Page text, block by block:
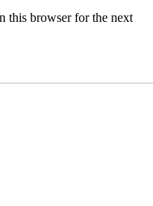
this browser for the next